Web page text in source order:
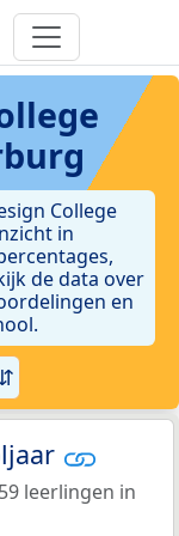
College
in
de data over
en
leerlingen in